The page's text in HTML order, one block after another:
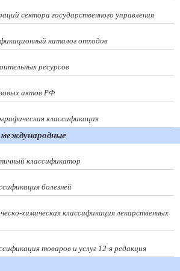
сектора государственного управления
каталог отходов
ресурсов
актов РФ
классификация
классификатор
болезней
химическая классификация лекарственных
товаров и услуг 12-я редакция